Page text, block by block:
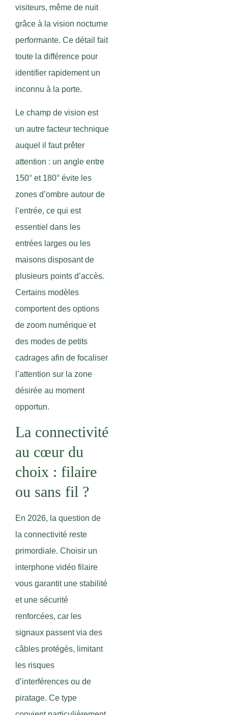
visiteurs, même de nuit
grâce à la vision nocturne
performante. Ce détail fait
toute la différence pour
identifier rapidement un
inconnu à la porte.
Le champ de vision est
un autre facteur technique
auquel il faut prêter
attention : un angle entre
150° et 180° évite les
zones d’ombre autour de
l’entrée, ce qui est
essentiel dans les
entrées larges ou les
maisons disposant de
plusieurs points d’accès.
Certains modèles
comportent des options
de zoom numérique et
des modes de petits
cadrages afin de focaliser
l’attention sur la zone
désirée au moment
opportun.
La connectivité
au cœur du
choix : filaire
ou sans fil ?
En 2026, la question de
la connectivité reste
primordiale. Choisir un
interphone vidéo filaire
vous garantit une stabilité
et une sécurité
renforcées, car les
signaux passent via des
câbles protégés, limitant
les risques
d’interférences ou de
piratage. Ce type